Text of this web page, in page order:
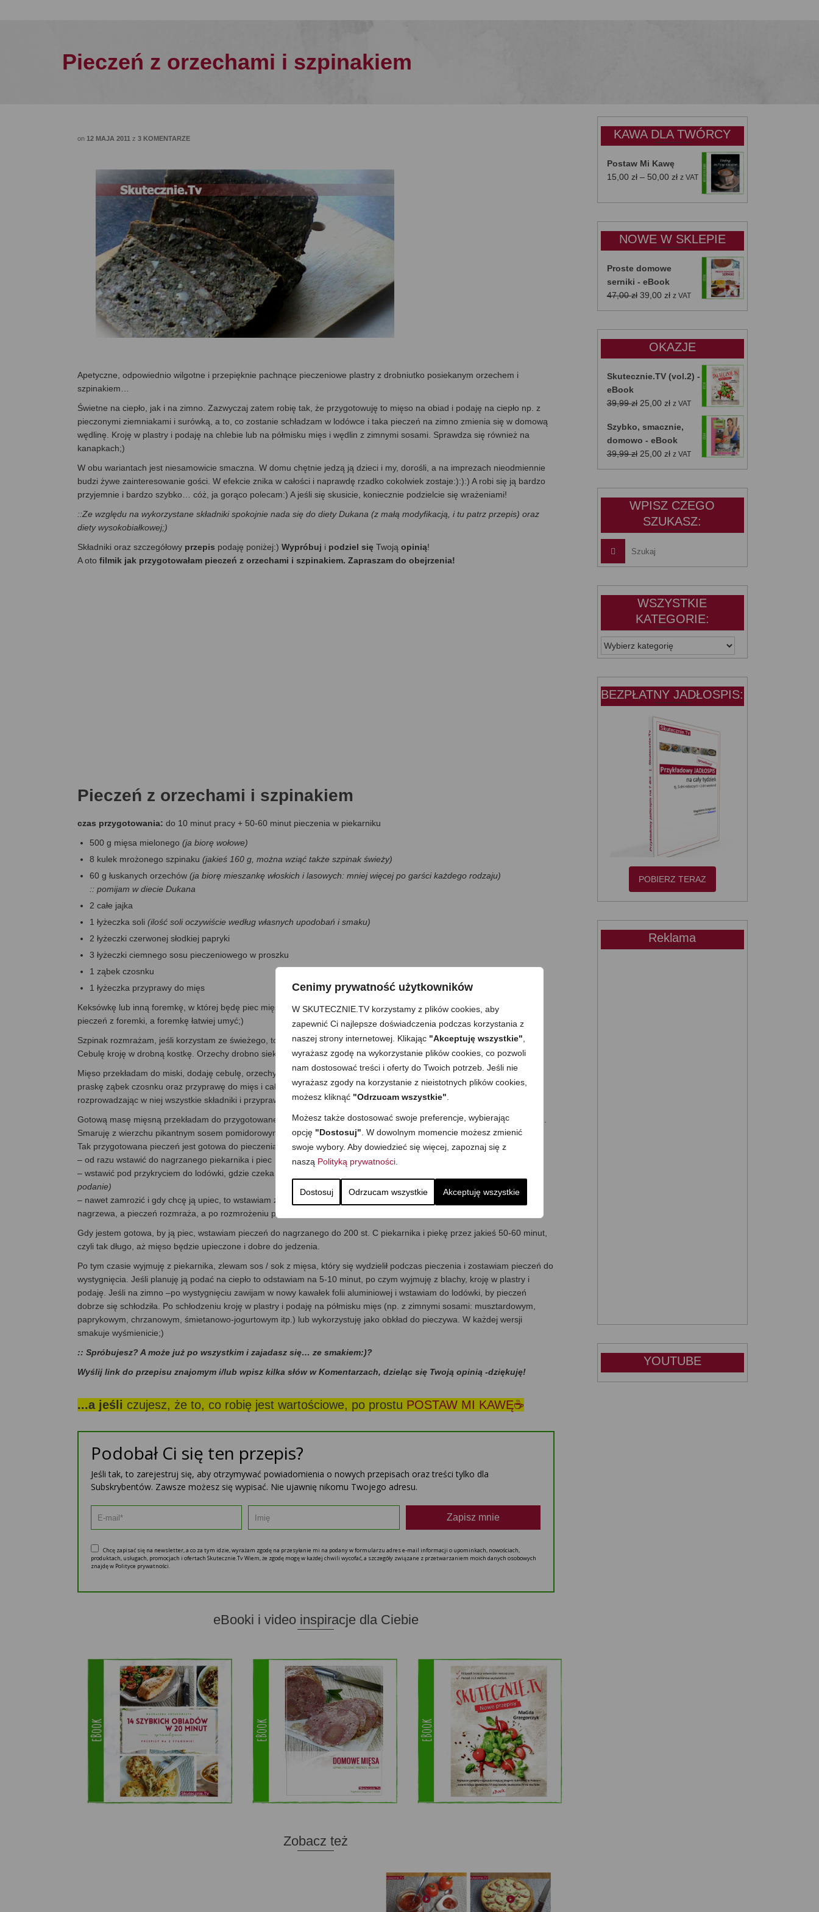
Cenimy prywatność użytkowników
W SKUTECZNIE.TV korzystamy z plików cookies, aby
zapewnić Ci najlepsze doświadczenia podczas korzystania z
naszej strony internetowej. Klikając "Akceptuję wszystkie"
wyrażasz zgodę na wykorzystanie plików cookies, co pozwoli
nam dostosować treści i oferty do Twoich potrzeb. Jeśli nie
wyrażasz zgody na korzystanie z nieistotnych plików cookies,
możesz kliknąć "Odrzucam wszystkie"
Możesz także dostosować swoje preferencje, wybierając
opcję "Dostosuj" . W dowolnym momencie możesz zmienić
swoje wybory. Aby dowiedzieć się więcej, zapoznaj się z
naszą Polityką prywatności
Dostosuj Odrzucam wszystkie Akceptuję wszystkie
Pieczeń z orzechami i szpinakiem
on 12 MAJA 2011 z 3 KOMENTARZE
Apetyczne, odpowiednio wilgotne i przepięknie pachnące pieczeniowe plastry z drobniutko posiekanym orzechem i
szpinakiem…
Świetne na ciepło, jak i na zimno. Zazwyczaj zatem robię tak, że przygotowuję to mięso na obiad i podaję na ciepło np. z
pieczonymi ziemniakami i surówką, a to, co zostanie schładzam w lodówce i taka pieczeń na zimno zmienia się w domową
wędlinę. Kroję w plastry i podaję na chlebie lub na półmisku mięs i wędlin z zimnymi sosami. Sprawdza się również na
kanapkach;)
W obu wariantach jest niesamowicie smaczna. W domu chętnie jedzą ją dzieci i my, dorośli, a na imprezach nieodmiennie
budzi żywe zainteresowanie gości. W efekcie znika w całości i naprawdę rzadko cokolwiek zostaje:):):) A robi się ją bardzo
przyjemnie i bardzo szybko… cóż, ja gorąco polecam:) A jeśli się skusicie, koniecznie podzielcie się wrażeniami!
::Ze względu na wykorzystane składniki spokojnie nada się do diety Dukana (z małą modyfikacją, i tu patrz przepis) oraz
diety wysokobiałkowej;)
Składniki oraz szczegółowy przepis podaję poniżej:) Wypróbuj i podziel się Twoją opinią!
A oto filmik jak przygotowałam pieczeń z orzechami i szpinakiem. Zapraszam do obejrzenia!
Pieczeń z orzechami i szpinakiem
czas przygotowania: do 10 minut pracy + 50-60 minut pieczenia w piekarniku
500 g mięsa mielonego (ja biorę wołowe)
8 kulek mrożonego szpinaku (jakieś 160 g, można wziąć także szpinak świeży)
60 g łuskanych orzechów (ja biorę mieszankę włoskich i lasowych: mniej więcej po garści każdego rodzaju)
:: pomijam w diecie Dukana
2 całe jajka
1 łyżeczka soli (ilość soli oczywiście według własnych upodobań i smaku)
2 łyżeczki czerwonej słodkiej papryki
3 łyżeczki ciemnego sosu pieczeniowego w proszku
1 ząbek czosnku
1 łyżeczka przyprawy do mięs
Keksówkę lub inną foremkę, w której będę piec mięso wykładam folią aluminiową –po upieczeniu będzie łatwiej wyjąć
pieczeń z foremki, a foremkę łatwiej umyć;)
Szpinak rozmrażam, jeśli korzystam ze świeżego, to myję, osuszam i drobno siekam.
Cebulę kroję w drobną kostkę. Orzechy drobno siekam (pomijam w diecie Dukana).
Mięso przekładam do miski, dodaję cebulę, orzechy, szpinak, jajka, sól, paprykę, sos pieczeniowy, przeciśnięty przez
praskę ząbek czosnku oraz przyprawę do mięs i całość mieszam na gładką masę mięsną, dokładnie i równomiernie
rozprowadzając w niej wszystkie składniki i przyprawy.
Gotową masę mięsną przekładam do przygotowanej keksówki, dokładnie ubijam do dna i wygładzam górną powierzchnię.
Smaruję z wierzchu pikantnym sosem pomidorowym –można pominąć, ale tak ładniej wygląda i lepiej smakuje.
Tak przygotowana pieczeń jest gotowa do pieczenia i można ją teraz:
– od razu wstawić do nagrzanego piekarnika i piec
– wstawić pod przykryciem do lodówki, gdzie czeka na swoją kolej
podanie)
– nawet zamrozić i gdy chcę ją upiec, to wstawiam zamrożoną do zimnego piekarnika i włączam grzanie. Piekarnik się
nagrzewa, a pieczeń rozmraża, a po rozmrożeniu piecze.
Gdy jestem gotowa, by ją piec, wstawiam pieczeń do nagrzanego do 200 st. C piekarnika i piekę przez jakieś 50-60 minut,
czyli tak długo, aż mięso będzie upieczone i dobre do jedzenia.
Po tym czasie wyjmuję z piekarnika, zlewam sos / sok z mięsa, który się wydzielił podczas pieczenia i zostawiam pieczeń do
wystygnięcia. Jeśli planuję ją podać na ciepło to odstawiam na 5-10 minut, po czym wyjmuję z blachy, kroję w plastry i
podaję. Jeśli na zimno –po wystygnięciu zawijam w nowy kawałek folii aluminiowej i wstawiam do lodówki, by pieczeń
dobrze się schłodziła. Po schłodzeniu kroję w plastry i podaję na półmisku mięs (np. z zimnymi sosami: musztardowym,
paprykowym, chrzanowym, śmietanowo-jogurtowym itp.) lub wykorzystuję jako obkład do pieczywa. W każdej wersji
smakuje wyśmienicie;)
:: Spróbujesz? A może już po wszystkim i zajadasz się… ze smakiem:)?
Wyślij link do przepisu znajomym i/lub wpisz kilka słów w Komentarzach, dzieląc się Twoją opinią -dziękuję!
...a jeśli czujesz, że to, co robię jest wartościowe, po prostu POSTAW MI KAWĘ☕
Podobał Ci się ten przepis?
Jeśli tak, to zarejestruj się, aby otrzymywać powiadomienia o nowych przepisach oraz treści tylko dla
Subskrybentów. Zawsze możesz się wypisać. Nie ujawnię nikomu Twojego adresu.
Zapisz mnie
Chcę zapisać się na newsletter, a co za tym idzie, wyrażam zgodę na przesyłanie mi na podany w formularzu adres e-mail informacji o upominkach, nowościach,
produktach, usługach, promocjach i ofertach Skutecznie.Tv Wiem, że zgodę mogę w każdej chwili wycofać, a szczegóły związane z przetwarzaniem moich danych osobowych
znajdę w Polityce prywatności.
eBooki i video inspiracje dla Ciebie
Zobacz też
KAWA DLA TWÓRCY
Postaw Mi Kawę
15,00 zł – 50,00 złZakres
od
do
50,00 zł
z VAT
NOWE W SKLEPIE
Proste domowe
serniki - eBook
47,00zł Pierwotna
cena
39,00 złAktualna
cena
z VAT
OKAZJE
Skutecznie.TV (vol.2) -
eBook
39,99zł Pierwotna
wynosiła:
39,99 zł.
25,00 złAktualna
wynosi:
25,00 zł.
z VAT
Szybko, smacznie,
domowo - eBook
39,99zł Pierwotna
cena
25,00 złAktualna
cena
z VAT
WPISZ CZEGO
SZUKASZ:
WSZYSTKIE
KATEGORIE:
WSZYSTKIE
KATEGORIE:
BEZPŁATNY JADŁOSPIS:
POBIERZ TERAZ
Reklama
YOUTUBE